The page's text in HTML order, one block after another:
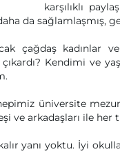
karşılıklı
da sağlamlaşmış,
çağdaş kadınlar
Kendimi ve
üniversite
ve arkadaşları ile her
kalır yanı yoktu. İyi